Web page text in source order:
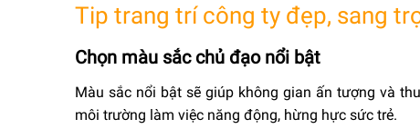
Tip trang trí công ty đẹp, sang
Chọn màu sắc chủ đạo nổi bật
Màu sắc nổi bật sẽ giúp không gian ấn tượng và
môi trường làm việc năng động, hừng hực sức trẻ.